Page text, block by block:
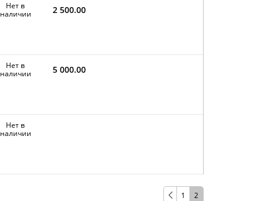
Нет в
наличии
2 500.00
Нет в
наличии
5 000.00
Нет в
наличии
1 2